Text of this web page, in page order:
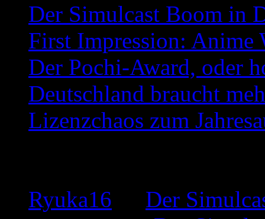
Der Simulcast Boom in
First Impression: Anime
Der Pochi-Award, oder
Deutschland braucht
Lizenzchaos zum
Ryuka16
Der